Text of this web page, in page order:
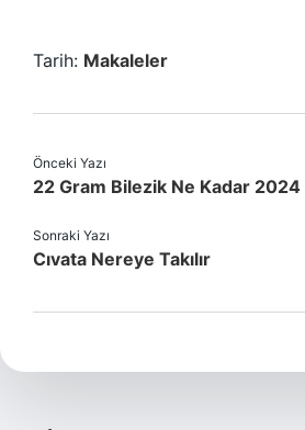
Tarih: Makaleler
Önceki Yazı
22 Gram Bilezik Ne Kadar 2024
Sonraki Yazı
Cıvata Nereye Takılır